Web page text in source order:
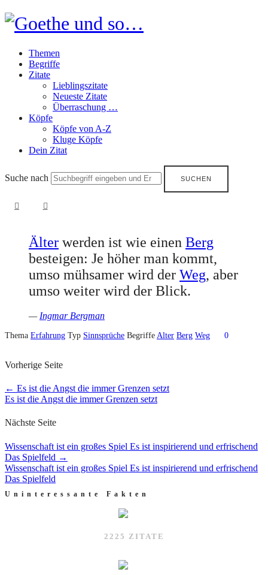
Goethe
und
so…
Themen
Begriffe
Zitate
Lieblingszitate
Neueste Zitate
Überraschung …
Köpfe
Köpfe von A-Z
Kluge Köpfe
Dein Zitat
Suche nach
Älter werden ist wie einen Berg
besteigen: Je höher man kommt,
umso mühsamer wird der Weg, aber
umso weiter wird der Blick.
—Ingmar Bergman
Thema Erfahrung Typ Sinnsprüche Begriffe Alter Berg Weg 0
Vorherige Seite
← Es ist die Angst die immer Grenzen setzt
Es ist die Angst die immer Grenzen setzt
Nächste Seite
Wissenschaft ist ein großes Spiel Es ist inspirierend und erfrischend
Das Spielfeld →
Wissenschaft ist ein großes Spiel Es ist inspirierend und erfrischend
Das Spielfeld
Uninteressante Fakten
2225 ZITATE